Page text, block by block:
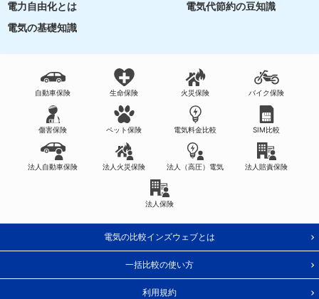
電力自由化とは
電気代節約の豆知識
電気の基礎知識
自動車保険 生命保険 火災保険 バイク保険
傷害保険 ペット保険 電気料金比較 SIM比較
法人自動車保険 法人火災保険 法人（高圧）電気 法人賠責保険
法人保険
電気の比較インズウェブとは
一括比較の使い方
利用規約